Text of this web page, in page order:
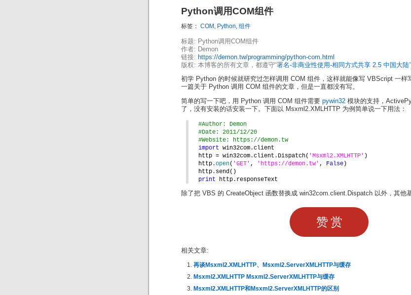
Python调用COM组件
标签： COM , Python, 组件
标题: Python调用COM组件
作者: Demon
链接: https://demon.tw/programming/python-com.html
版权: 本博客的所有文章，都遵守“署名-非商业性使用-相同方式共享 2.5 中国大陆
初学 Python 的时候就研究过怎样调用 COM 组件，这样就能像写 VBScript 一样
一篇关于 Python 调用 COM 组件的文章，但是一直都没有写。
简单的写一下吧，用 Python 调用 COM 组件需要 pywin32 模块的支持，
了，没有安装的话安装一下。下面以 Msxml2.XMLHTTP 为例简单说一下用法：
#Author: Demon
#Date: 2011/12/20
#Website: https://demon.tw
import win32com.client
http = win32com.client.Dispatch( 'Msxml2.XMLHTTP' )
http.open( 'GET' , 'https://demon.tw' , False)
http.send()
print
http.responseText
除了把 VBS 的 CreateObject 函数替换成 win32com.client.Dispatch 以外，其他
赞赏
相关文章:
再谈Msxml2.XMLHTTP、Msxml2.ServerXMLHTTP与缓存
Msxml2.XMLHTTP Msxml2.ServerXMLHTTP与缓存
Msxml2.XMLHTTP和Msxml2.ServerXMLHTTP的区别